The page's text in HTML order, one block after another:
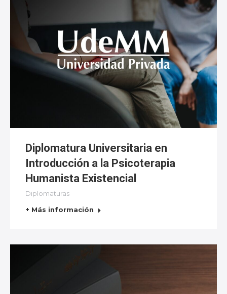
Diplomatura Universitaria en
Introducción a la Psicoterapia
Humanista Existencial
Diplomaturas
+ Más información